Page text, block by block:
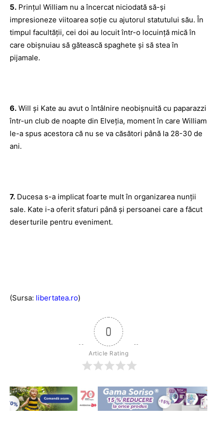
5. Prințul William nu a încercat niciodată să-și
impresioneze viitoarea soție cu ajutorul statutului său. În
timpul facultății, cei doi au locuit într-o locuință mică în
care obișnuiau să gătească spaghete și să stea în
pijamale.
6. Will și Kate au avut o întâlnire neobișnuită cu paparazzi
într-un club de noapte din Elveția, moment în care William
le-a spus acestora că nu se va căsători până la 28-30 de
ani.
7. Ducesa s-a implicat foarte mult în organizarea nunții
sale. Kate i-a oferit sfaturi până și persoanei care a făcut
deserturile pentru eveniment.
(Sursa: libertatea.ro)
0
Article Rating